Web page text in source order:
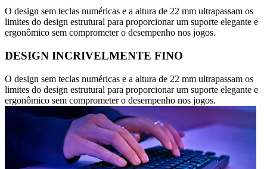
O design sem teclas numéricas e a altura de 22 mm ultrapassam os
limites do design estrutural para proporcionar um suporte elegante e
ergonômico sem comprometer o desempenho nos jogos.
DESIGN INCRIVELMENTE FINO
O design sem teclas numéricas e a altura de 22 mm ultrapassam os
limites do design estrutural para proporcionar um suporte elegante e
ergonômico sem comprometer o desempenho nos jogos.